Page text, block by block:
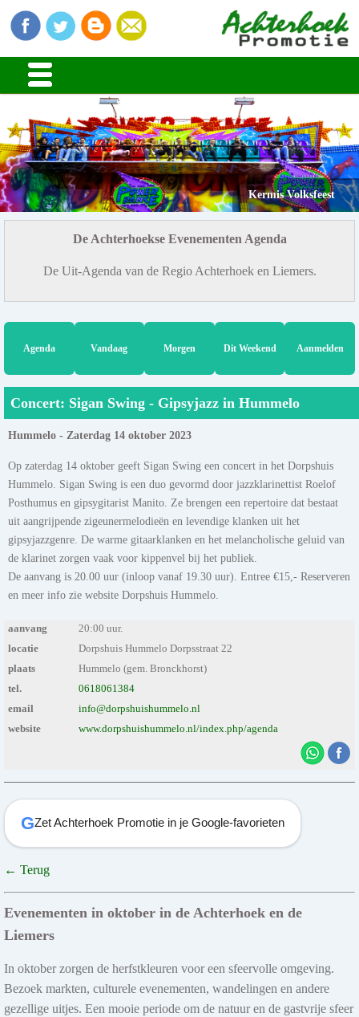
Kermis Volksfeest
De Achterhoekse Evenementen Agenda
De Uit-Agenda van de Regio Achterhoek en Liemers.
Agenda Vandaag Morgen Dit Weekend Aanmelden
Concert: Sigan Swing - Gipsyjazz in Hummelo
Hummelo - Zaterdag 14 oktober 2023
Op zaterdag 14 oktober geeft Sigan Swing een concert in het Dorpshuis
Hummelo. Sigan Swing is een duo gevormd door jazzklarinettist Roelof
Posthumus en gipsygitarist Manito. Ze brengen een repertoire dat bestaat
uit aangrijpende zigeunermelodieën en levendige klanken uit het
gipsyjazzgenre. De warme gitaarklanken en het melancholische geluid van
de klarinet zorgen vaak voor kippenvel bij het publiek.
De aanvang is 20.00 uur (inloop vanaf 19.30 uur). Entree €15,- Reserveren
en meer info zie website Dorpshuis Hummelo.
aanvang
20:00 uur.
locatie
Dorpshuis Hummelo Dorpsstraat 22
plaats
Hummelo (gem. Bronckhorst)
tel.
0618061384
email
info@dorpshuishummelo.nl
website
www.dorpshuishummelo.nl/index.php/agenda
GZet Achterhoek Promotie in je Google-favorieten
← Terug
Evenementen in oktober in de Achterhoek en de
Liemers
In oktober zorgen de herfstkleuren voor een sfeervolle omgeving.
Bezoek markten, culturele evenementen, wandelingen en andere
gezellige uitjes. Een mooie periode om de natuur en de gastvrije sfeer